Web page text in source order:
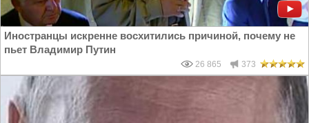
Иностранцы искренне восхитились причиной, почему не
пьет Владимир Путин
26 865 373